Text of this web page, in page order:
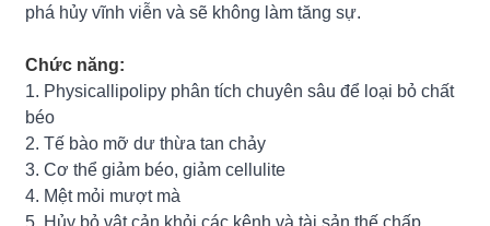
phá hủy vĩnh viễn và sẽ không làm tăng sự.
Chức năng:
1. Physicallipolipy phân tích chuyên sâu để loại bỏ chất
béo
2. Tế bào mỡ dư thừa tan chảy
3. Cơ thể giảm béo, giảm cellulite
4. Mệt mỏi mượt mà
5. Hủy bỏ vật cản khỏi các kênh và tài sản thế chấp